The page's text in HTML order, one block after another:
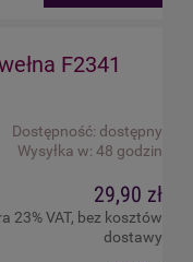
F2341
Dostępność: dostępny
Wysyłka w: 48 godzin
29,90 zł
23% VAT, bez kosztów
dostawy